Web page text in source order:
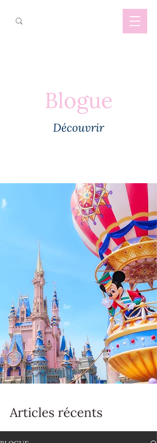
Blogue
Découvrir
Articles récents